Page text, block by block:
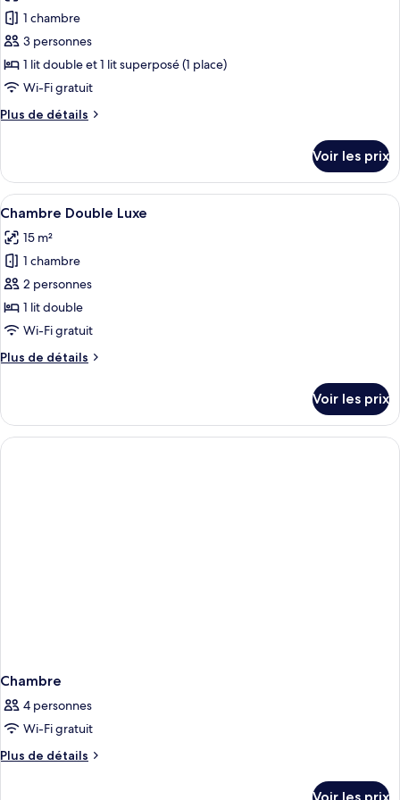
avec
lits
jumeaux
photos
pour
ce
type
chambre :
1 chambre
3 personnes
1 lit double et 1 lit superposé (1 place)
Wi-Fi gratuit
Plus de détails
Plus
le
type
de
Chambre
Familiale
Voir les prix
Afficher
toutes
les
photos
pour
ce
type
chambre :
Luxe
Un lit bien fait, recouvert d’une
16
Chambre Double Luxe
15 m²
1 chambre
2 personnes
1 lit double
Wi-Fi gratuit
Plus de détails
Plus
le
type
de
Voir les prix
Chambre
4 personnes
Wi-Fi gratuit
Plus de détails
Plus